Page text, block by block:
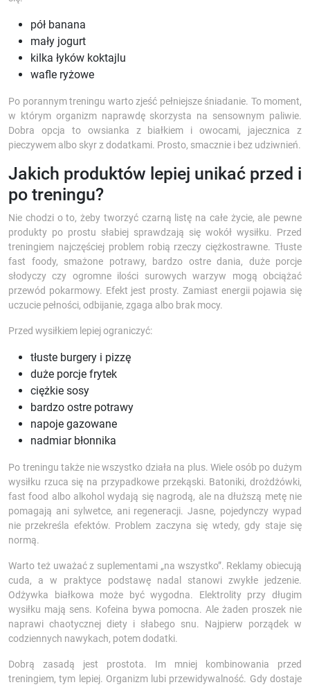
pół banana
mały jogurt
kilka łyków koktajlu
wafle ryżowe
Po porannym treningu warto zjeść pełniejsze śniadanie. To moment,
w którym organizm naprawdę skorzysta na sensownym paliwie.
Dobra opcja to owsianka z białkiem i owocami, jajecznica z
pieczywem albo skyr z dodatkami. Prosto, smacznie i bez udziwnień.
Jakich produktów lepiej unikać przed i
po treningu?
Nie chodzi o to, żeby tworzyć czarną listę na całe życie, ale pewne
produkty po prostu słabiej sprawdzają się wokół wysiłku. Przed
treningiem najczęściej problem robią rzeczy ciężkostrawne. Tłuste
fast foody, smażone potrawy, bardzo ostre dania, duże porcje
słodyczy czy ogromne ilości surowych warzyw mogą obciążać
przewód pokarmowy. Efekt jest prosty. Zamiast energii pojawia się
uczucie pełności, odbijanie, zgaga albo brak mocy.
Przed wysiłkiem lepiej ograniczyć:
tłuste burgery i pizzę
duże porcje frytek
ciężkie sosy
bardzo ostre potrawy
napoje gazowane
nadmiar błonnika
Po treningu także nie wszystko działa na plus. Wiele osób po dużym
wysiłku rzuca się na przypadkowe przekąski. Batoniki, drożdżówki,
fast food albo alkohol wydają się nagrodą, ale na dłuższą metę nie
pomagają ani sylwetce, ani regeneracji. Jasne, pojedynczy wypad
nie przekreśla efektów. Problem zaczyna się wtedy, gdy staje się
normą.
Warto też uważać z suplementami „na wszystko”. Reklamy obiecują
cuda, a w praktyce podstawę nadal stanowi zwykłe jedzenie.
Odżywka białkowa może być wygodna. Elektrolity przy długim
wysiłku mają sens. Kofeina bywa pomocna. Ale żaden proszek nie
naprawi chaotycznej diety i słabego snu. Najpierw porządek w
codziennych nawykach, potem dodatki.
Dobrą zasadą jest prostota. Im mniej kombinowania przed
treningiem, tym lepiej. Organizm lubi przewidywalność. Gdy dostaje